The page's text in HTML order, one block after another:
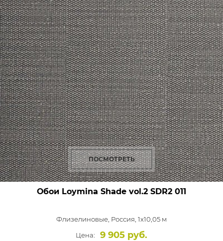
ПОСМОТРЕТЬ
Обои Loymina Shade vol.2 SDR2 011
Флизелиновые, Россия, 1x10,05 м
Цена:
9 905 руб.